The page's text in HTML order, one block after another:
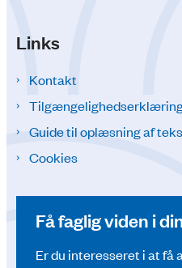
Links
Kontakt
Guide til oplæsning af
Cookies
Få faglig viden i
Er du interesseret i at få